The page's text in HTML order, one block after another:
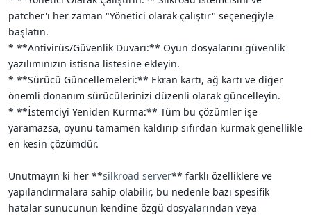
patcher'ı her zaman "Yönetici olarak çalıştır" seçeneğiyle
başlatın.
* **Antivirüs/Güvenlik Duvarı:** Oyun dosyalarını güvenlik
yazılımınızın istisna listesine ekleyin.
* **Sürücü Güncellemeleri:** Ekran kartı, ağ kartı ve diğer
önemli donanım sürücülerinizi düzenli olarak güncelleyin.
* **İstemciyi Yeniden Kurma:** Tüm bu çözümler işe
yaramazsa, oyunu tamamen kaldırıp sıfırdan kurmak genellikle
en kesin çözümdür.
Unutmayın ki her **silkroad server** farklı özelliklere ve
yapılandırmalara sahip olabilir, bu nedenle bazı spesifik
hatalar sunucunun kendine özgü dosyalarından veya